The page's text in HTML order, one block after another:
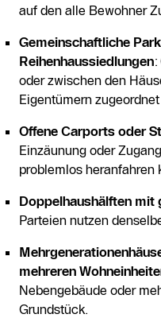
auf den alle Bewohner
Gemeinschaftliche
Reihenhaussiedlungen
oder zwischen den
Eigentümern
Offene Carports oder
Einzäunung oder
problemlos heranfahren
Doppelhaushälften mit
Parteien nutzen
mehreren
Nebengebäude oder
Grundstück.